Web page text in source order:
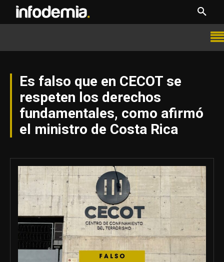
Es falso que en CECOT se
respeten los derechos
fundamentales, como afirmó
el ministro de Costa Rica